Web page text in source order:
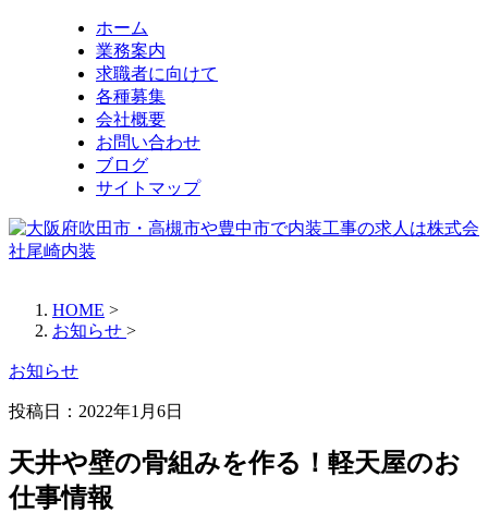
ホーム
業務案内
求職者に向けて
各種募集
会社概要
お問い合わせ
ブログ
サイトマップ
HOME >
お知らせ >
お知らせ
投稿日： 2022年1月6日
天井や壁の骨組みを作る！軽天屋のお
仕事情報